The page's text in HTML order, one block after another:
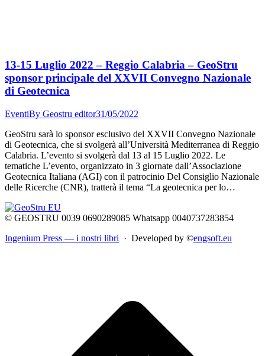
13-15 Luglio 2022 – Reggio Calabria – GeoStru
sponsor principale del XXVII Convegno Nazionale
di Geotecnica
EventiBy Geostru editor31/05/2022
GeoStru sarà lo sponsor esclusivo del XXVII Convegno Nazionale
di Geotecnica, che si svolgerà all’Università Mediterranea di Reggio
Calabria. L’evento si svolgerà dal 13 al 15 Luglio 2022. Le
tematiche L’evento, organizzato in 3 giornate dall’Associazione
Geotecnica Italiana (AGI) con il patrocinio Del Consiglio Nazionale
delle Ricerche (CNR), tratterà il tema “La geotecnica per lo…
© GEOSTRU 0039 0690289085 Whatsapp 0040737283854
Ingenium Press — i nostri libri · Developed by ©engsoft.eu